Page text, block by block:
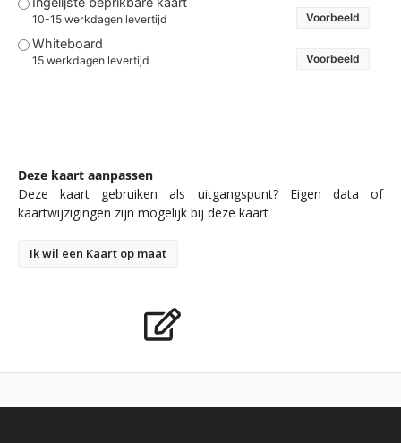
10-15 werkdagen levertijd Voorbeeld
Whiteboard
15 werkdagen levertijd Voorbeeld
Deze kaart aanpassen
Deze kaart gebruiken als uitgangspunt? Eigen data of
kaartwijzigingen zijn mogelijk bij deze kaart
Ik wil een Kaart op maat